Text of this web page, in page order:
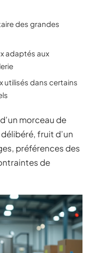
des grandes
adaptés aux
utilisés dans certains
morceau de
fruit d’un
préférences des
de